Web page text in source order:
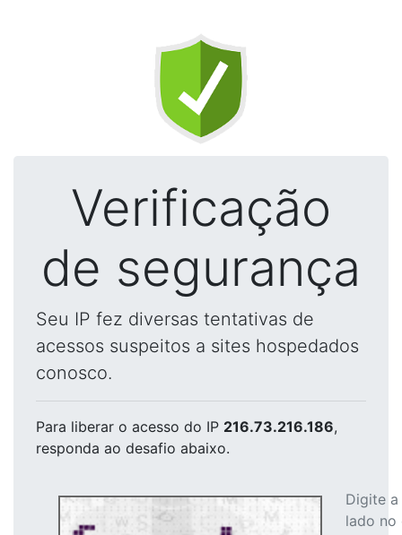
Verificação
de segurança
Seu IP fez diversas tentativas de
acessos suspeitos a sites hospedados
conosco.
Para liberar o acesso do IP 216.73.216.186,
responda ao desafio abaixo.
Digite
lado no